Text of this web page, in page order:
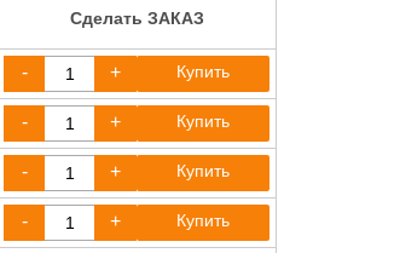
Сделать ЗАКАЗ
- + Купить
- + Купить
- + Купить
- + Купить